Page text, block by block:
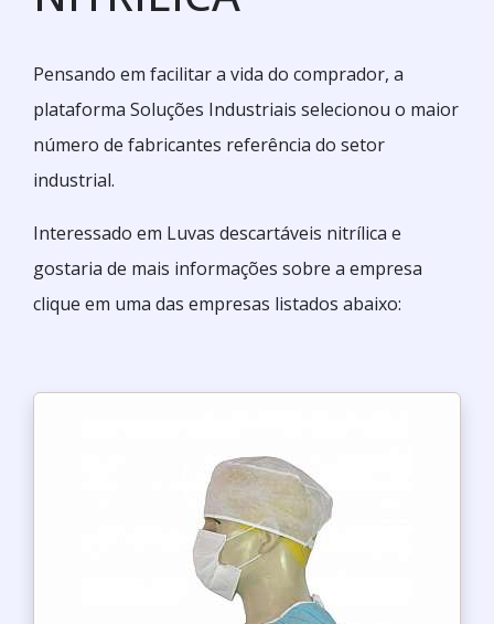
Pensando em facilitar a vida do comprador, a
plataforma Soluções Industriais selecionou o maior
número de fabricantes referência do setor
industrial.
Interessado em Luvas descartáveis nitrílica e
gostaria de mais informações sobre a empresa
clique em uma das empresas listados abaixo: